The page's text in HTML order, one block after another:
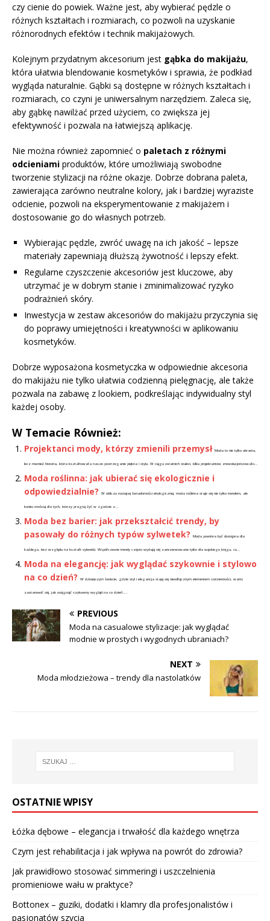
czy cienie do powiek. Ważne jest, aby wybierać pędzle o
różnych kształtach i rozmiarach, co pozwoli na uzyskanie
różnorodnych efektów i technik makijażowych.
Kolejnym przydatnym akcesorium jest gąbka do makijażu,
która ułatwia blendowanie kosmetyków i sprawia, że podkład
wygląda naturalnie. Gąbki są dostępne w różnych kształtach i
rozmiarach, co czyni je uniwersalnym narzędziem. Zaleca się,
aby gąbkę nawilżać przed użyciem, co zwiększa jej
efektywność i pozwala na łatwiejszą aplikację.
Nie można również zapomnieć o paletach z różnymi
odcieniami produktów, które umożliwiają swobodne
tworzenie stylizacji na różne okazje. Dobrze dobrana paleta,
zawierająca zarówno neutralne kolory, jak i bardziej wyraziste
odcienie, pozwoli na eksperymentowanie z makijażem i
dostosowanie go do własnych potrzeb.
Wybierając pędzle, zwróć uwagę na ich jakość – lepsze
materiały zapewniają dłuższą żywotność i lepszy efekt.
Regularne czyszczenie akcesoriów jest kluczowe, aby
utrzymać je w dobrym stanie i zminimalizować ryzyko
podrażnień skóry.
Inwestycja w zestaw akcesoriów do makijażu przyczynia się
do poprawy umiejętności i kreatywności w aplikowaniu
kosmetyków.
Dobrze wyposażona kosmetyczka w odpowiednie akcesoria
do makijażu nie tylko ułatwia codzienną pielęgnację, ale także
pozwala na zabawę z lookiem, podkreślając indywidualny styl
każdej osoby.
W Temacie Również:
Projektanci mody, którzy zmienili przemysł Moda to nie tylko ubrania,
lecz również historia, która kształtowała nasze postrzeganie piękna i stylu. W ciągu ostatnich stuleci, kilku projektantów zrewolucjonizowało...
Moda roślinna: jak ubierać się ekologicznie i
odpowiedzialnie?
W obliczu rosnącej świadomości ekologicznej, moda roślinna staje się nie tylko trendem, ale
koniecznością dla tych, którzy pragną żyć w zgodzie z...
Moda bez barier: jak przekształcić trendy, by
pasowały do różnych typów sylwetek?
Moda powinna być dostępna dla
każdego, bez względu na kształt sylwetki. Współczesne trendy często wydają się zarezerwowane tylko dla wąskiego kręgu, co...
Moda na elegancję: jak wyglądać szykownie i stylowo
na co dzień?
W dzisiejszym świecie, gdzie styl i elegancja stają się nieodłącznym elementem codzienności, warto
zastanowić się, jak osiągnąć szykowny wygląd na co dzień....
PREVIOUS
Moda na casualowe stylizacje: jak wyglądać
modnie w prostych i wygodnych ubraniach?
NEXT
Moda młodzieżowa – trendy dla nastolatków
OSTATNIE WPISY
Łóżka dębowe – elegancja i trwałość dla każdego wnętrza
Czym jest rehabilitacja i jak wpływa na powrót do zdrowia?
Jak prawidłowo stosować simmeringi i uszczelnienia
promieniowe wału w praktyce?
Bottonex – guziki, dodatki i klamry dla profesjonalistów i
pasjonatów szycia